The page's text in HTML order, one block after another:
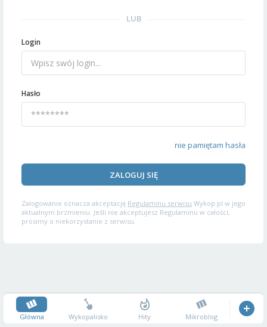
LUB
Login
Hasło
nie pamiętam hasła
ZALOGUJ SIĘ
Zalogowanie oznacza akceptację Regulaminu serwisu Wykop.pl w jego
aktualnym brzmieniu. Jeśli nie akceptujesz Regulaminu w całości,
prosimy o niekorzystanie z serwisu.
Główna Wykopalisko Hity Mikroblog